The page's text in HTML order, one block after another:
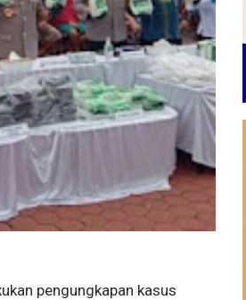
pengungkapan kasus